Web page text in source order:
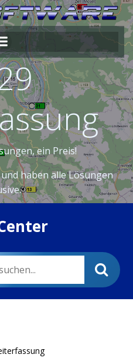
Zum
Inhalt
springen
ein Preis!
haben alle Lösungen